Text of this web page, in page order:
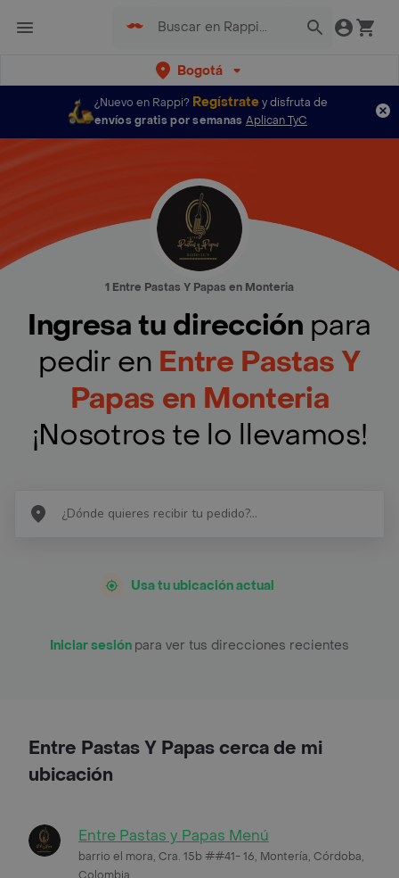
Bogotá
¿Nuevo en Rappi? Regístratey disfruta de
envíos gratis por semanas Aplican TyC
1 Entre Pastas Y Papas en Monteria
Ingresa tu dirección para
pedir en Entre Pastas Y
Papas en Monteria
¡Nosotros te lo llevamos!
Usa tu ubicación actual
Iniciar sesión para ver tus direcciones recientes
Entre Pastas Y Papas cerca de mi
ubicación
Entre Pastas y Papas Menú
barrio el mora, Cra. 15b ##41- 16, Montería, Córdoba,
Colombia